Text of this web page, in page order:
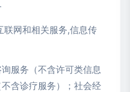
联网和相关服务,信息传
服务（不含许可类信息
含诊疗服务）；社会经